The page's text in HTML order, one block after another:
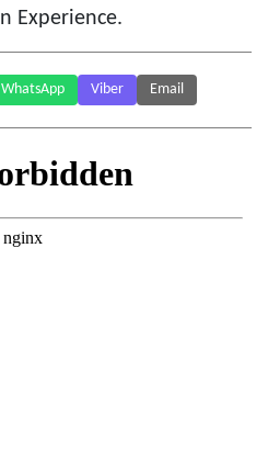
Experience.
WhatsApp Viber Email